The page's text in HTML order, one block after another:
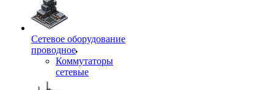
Сетевое оборудование
проводное
Коммутаторы
сетевые